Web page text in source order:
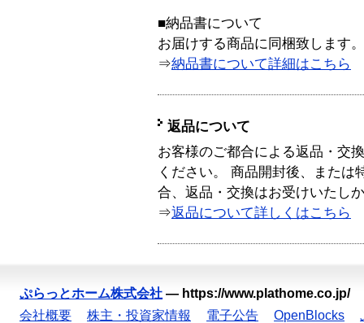
■納品書について
お届けする商品に同梱致します。
⇒納品書について詳細はこちら
返品について
お客様のご都合による返品・交
ください。 商品開封後、または
合、返品・交換はお受けいたし
⇒返品について詳しくはこちら
ぷらっとホーム株式会社 — https://www.plathome.co.jp/
会社概要
株主・投資家情報 電子公告 OpenBlocks